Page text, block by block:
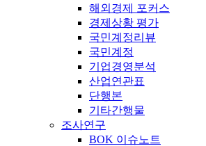
해외경제 포커스
경제상황 평가
국민계정리뷰
국민계정
기업경영분석
산업연관표
단행본
기타간행물
조사연구
BOK 이슈노트